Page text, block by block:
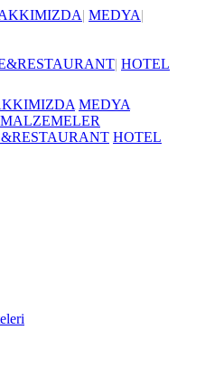
| MEDYA|
| HOTEL
MEDYA
MALZEMELER
HOTEL